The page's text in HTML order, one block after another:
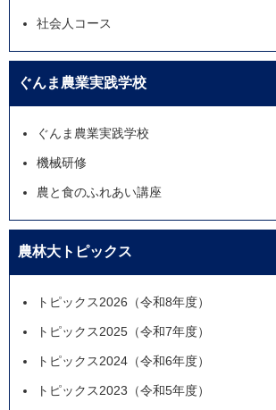
社会人コース
ぐんま農業実践学校
ぐんま農業実践学校
機械研修
農と食のふれあい講座
農林大トピックス
トピックス2026（令和8年度）
トピックス2025（令和7年度）
トピックス2024（令和6年度）
トピックス2023（令和5年度）